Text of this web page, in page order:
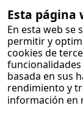
Esta página
En esta web se
permitir y
cookies de
basada en sus
rendimiento y
información en